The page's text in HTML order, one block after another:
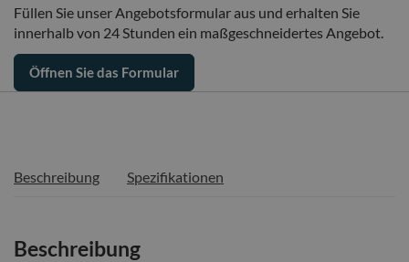
Füllen Sie unser Angebotsformular aus und erhalten Sie
innerhalb von 24 Stunden ein maßgeschneidertes Angebot.
Öffnen Sie das Formular
Beschreibung Spezifikationen
Beschreibung